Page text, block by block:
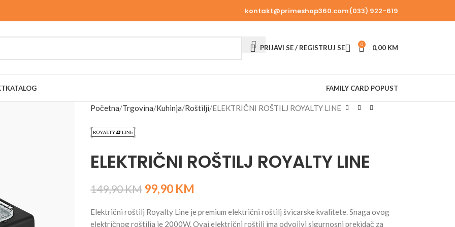
kontakt@primeshop360.com(033) 922-619
PRIJAVI SE / REGISTRUJ SE 0 0,00 KM
KATALOG FAMILY CARD POPUST
Početna Trgovina Kuhinja Roštilji ELEKTRIČNI ROŠTILJ ROYALTY LINE
ELEKTRIČNI ROŠTILJ ROYALTY LINE
149,90KM 99,90 KM
Električni roštilj Royalty Line je premium električni roštilj švicarske kvalitete. Snaga ovog
električnog roštilja je 2000W. Ovaj električni roštilj ima odvojivi sigurnosni prekidač za